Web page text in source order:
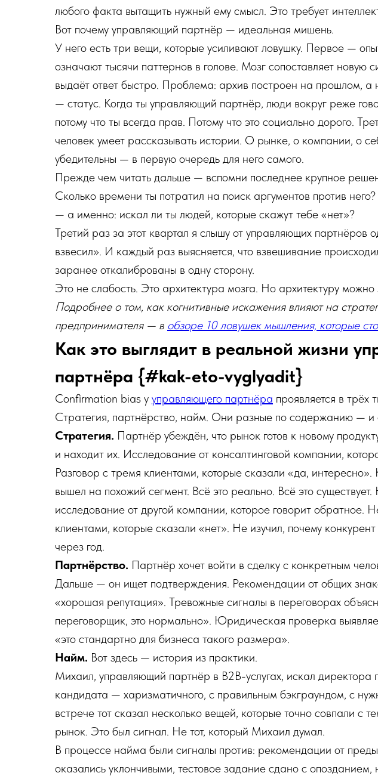
любого факта вытащить нужный ему смысл. Это требует
Вот почему управляющий партнёр — идеальная мишень.
У него есть три вещи, которые усиливают ловушку. Первое —
означают тысячи паттернов в голове. Мозг сопоставляет новую
выдаёт ответ быстро. Проблема: архив построен на прошлом, а
— статус. Когда ты управляющий партнёр, люди вокруг реже
потому что ты всегда прав. Потому что это социально дорого.
человек умеет рассказывать истории. О рынке, о компании, о
убедительны — в первую очередь для него самого.
Прежде чем читать дальше — вспомни последнее крупное
Сколько времени ты потратил на поиск аргументов против
— а именно: искал ли ты людей, которые скажут тебе «нет»?
Третий раз за этот квартал я слышу от управляющих партнёров
взвесил». И каждый раз выясняется, что взвешивание
заранее откалиброваны в одну сторону.
Это не слабость. Это архитектура мозга. Но архитектуру
Подробнее о том, как когнитивные искажения влияют на
предпринимателя — в обзоре 10 ловушек мышления, которые
Как это выглядит в реальной жизни
партнёра {#kak-eto-vyglyadit}
Confirmation bias у управляющего партнёра проявляется в трёх
Стратегия, партнёрство, найм. Они разные по содержанию — и
Стратегия. Партнёр убеждён, что рынок готов к новому
и находит их. Исследование от консалтинговой компании,
Разговор с тремя клиентами, которые сказали «да, интересно».
вышел на похожий сегмент. Всё это реально. Всё это
исследование от другой компании, которое говорит обратное.
клиентами, которые сказали «нет». Не изучил, почему конкурент
через год.
Партнёрство. Партнёр хочет войти в сделку с конкретным
Дальше — он ищет подтверждения. Рекомендации от общих
«хорошая репутация». Тревожные сигналы в переговорах
переговорщик, это нормально». Юридическая проверка
«это стандартно для бизнеса такого размера».
Найм. Вот здесь — история из практики.
Михаил, управляющий партнёр в B2B-услугах, искал
кандидата — харизматичного, с правильным бэкграундом, с
встрече тот сказал несколько вещей, которые точно совпали с
рынок. Это был сигнал. Не тот, который Михаил думал.
В процессе найма были сигналы против: рекомендации от
оказались уклончивыми, тестовое задание сдано с